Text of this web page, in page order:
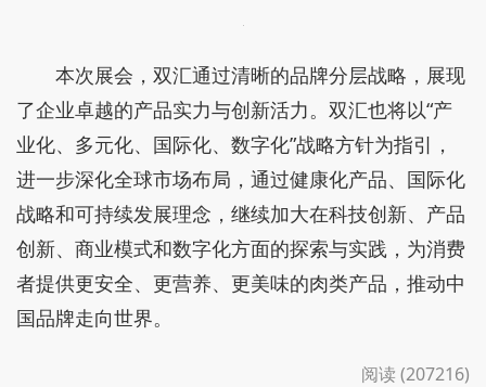
本次展会，双汇通过清晰的品牌分层战略，展现
了企业卓越的产品实力与创新活力。双汇也将以“产
业化、多元化、国际化、数字化”战略方针为指引，
进一步深化全球市场布局，通过健康化产品、国际化
战略和可持续发展理念，继续加大在科技创新、产品
创新、商业模式和数字化方面的探索与实践，为消费
者提供更安全、更营养、更美味的肉类产品，推动中
国品牌走向世界。
阅读 (207216)